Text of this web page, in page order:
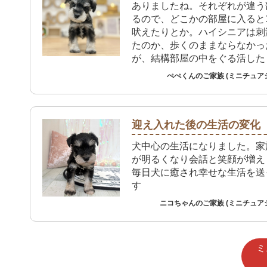
ありましたね。それぞれが違
るので、どこかの部屋に入る
吠えたりとか。ハイシニアは
たのか、歩くのままならなか
が、結構部屋の中をぐる活し
気になりました。ただ、私は3
ぺぺくんのご家族 (ミニチュア
迎え入れた後の生活の変化
犬中心の生活になりました。
が明るくなり会話と笑顔が増
毎日犬に癒され幸せな生活を
す
ニコちゃんのご家族 (ミニチュア